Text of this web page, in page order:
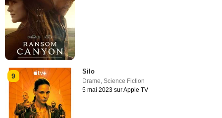
9
Silo
Drame ,Science Fiction
5 mai 2023 sur Apple TV